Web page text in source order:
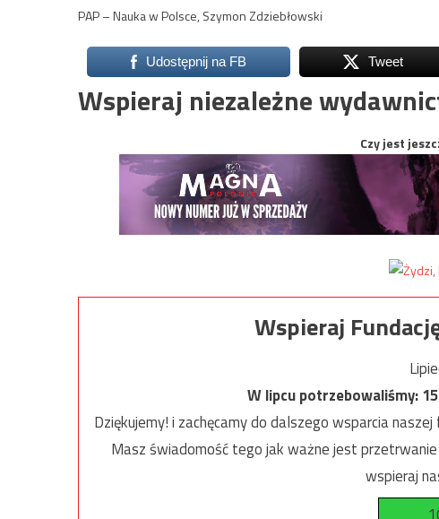
PAP – Nauka w Polsce, Szymon Zdziebłowski
Udostępnij na FB Tweet
Wspieraj niezależne
Czy jest
Wspieraj
W lipcu potrzebowaliśmy:
Dziękujemy! i zachęcamy do dalszego wsparcia naszej
Masz świadomość tego jak ważne jest
wspieraj